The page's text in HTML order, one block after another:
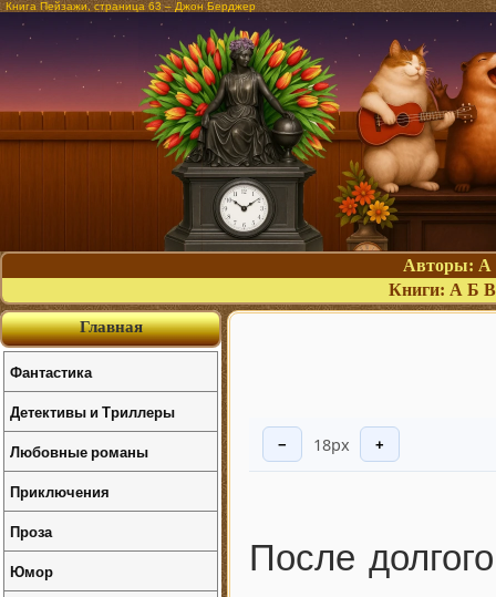
Книга Пейзажи, страница 63 – Джон Берджер
Авторы: А
Книги: А Б В
− 18px +
После
Главная
Фантастика
Детективы и Триллеры
Любовные романы
Приключения
Проза
Юмор